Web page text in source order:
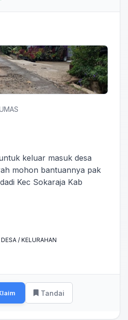
keluar masuk desa
mohon bantuannya pak
Kec Sokaraja Kab
/ KELURAHAN
Tandai